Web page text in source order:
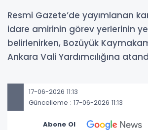
Resmi Gazete’de yayımlanan
idare amirinin görev yerlerinin
belirlenirken, Bozüyük
Ankara Vali Yardımcılığına
17-06-2026 11:13
Güncelleme : 17-06-2026 11:13
Abone Ol